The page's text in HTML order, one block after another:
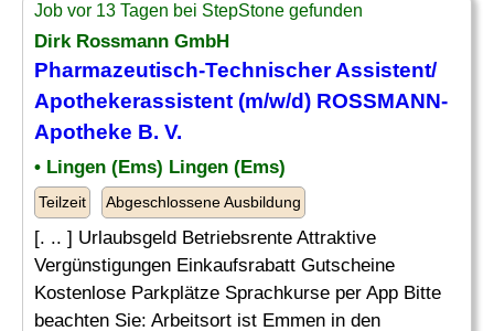
Job vor 13 Tagen bei StepStone gefunden
Dirk Rossmann GmbH
Pharmazeutisch-Technischer Assistent/
Apothekerassistent (m/w/d) ROSSMANN-
Apotheke B. V.
• Lingen (Ems) Lingen (Ems)
Teilzeit Abgeschlossene Ausbildung
[. .. ] Urlaubsgeld Betriebsrente Attraktive
Vergünstigungen Einkaufsrabatt Gutscheine
Kostenlose Parkplätze Sprachkurse per App Bitte
beachten Sie: Arbeitsort ist Emmen in den